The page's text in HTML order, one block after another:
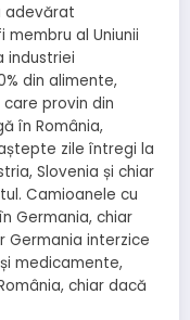
adevărat
al Uniunii
industriei
din alimente,
provin din
în România,
zile întregi la
Slovenia și chiar
Camioanele cu
Germania, chiar
Germania interzice
medicamente,
chiar dacă